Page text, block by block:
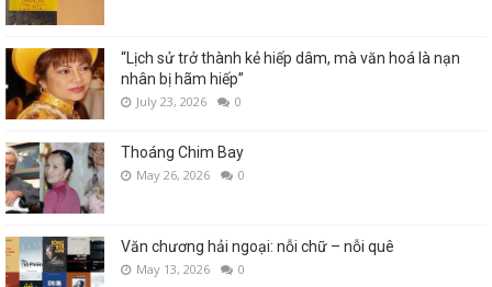
“Lịch sử trở thành kẻ hiếp dâm, mà văn hoá là nạn
nhân bị hãm hiếp”
July 23, 2026 0
Thoáng Chim Bay
May 26, 2026 0
Văn chương hải ngoại: nỗi chữ – nỗi quê
May 13, 2026 0